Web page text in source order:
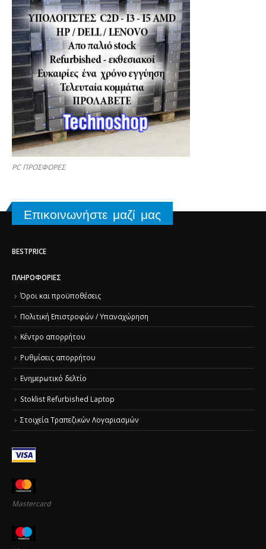
PC ΠΡΟΣΦΟΡΕΣ
Επικοινωνήστε μαζί μας
BESTPRICE
ΠΛΗΡΟΦΟΡΊΕΣ
Όροι και προϋποθέσεις
Πολιτική Επιστροφών / Υπαναχώρηση
Κέντρο απορρήτου
Ρυθμίσεις απορρήτου
Ενημερωτικό δελτίο
Stoklist Refurbished Laptop
Στοιχεία Τραπεζικών Λογαριασμών
Mastercard